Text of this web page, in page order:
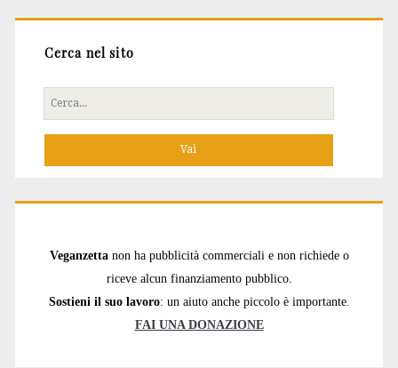
Cerca nel sito
Cerca
per:
Veganzetta non ha pubblicità commerciali e non richiede o
riceve alcun finanziamento pubblico.
Sostieni il suo lavoro: un aiuto anche piccolo è importante.
FAI UNA DONAZIONE